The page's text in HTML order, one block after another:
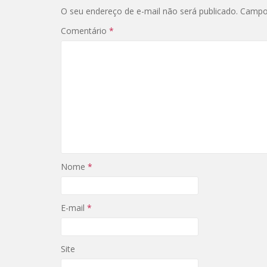
O seu endereço de e-mail não será publicado.
Comentário *
Nome *
E-mail *
Site